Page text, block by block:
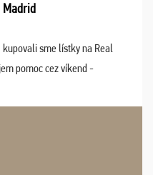
sme lístky na Real
pomoc cez víkend -
štadión Barnabéu ...